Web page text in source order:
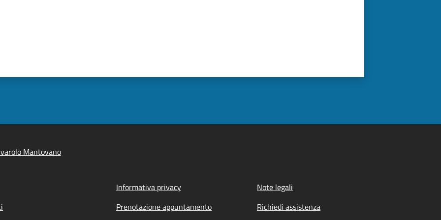
Mantovano
Informativa privacy
Note legali
Prenotazione appuntamento Richiedi assistenza